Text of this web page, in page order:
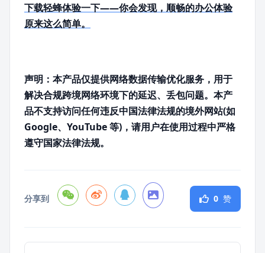
下载轻蜂体验一下——你会发现，顺畅的办公体验
原来这么简单。
声明：本产品仅提供网络数据传输优化服务，用于
解决合规跨境网络环境下的延迟、丢包问题。本产
品不支持访问任何违反中国法律法规的境外网站(如
Google、YouTube 等)，请用户在使用过程中严格
遵守国家法律法规。
分享到 0 赞